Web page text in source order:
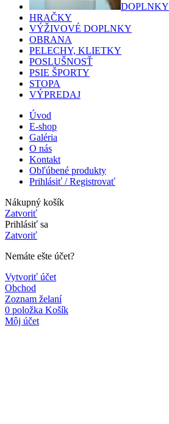
DOPLNKY
HRAČKY
VÝŽIVOVÉ DOPLNKY
OBRANA
PELECHY, KLIETKY
POSLUŠNOSŤ
PSIE ŠPORTY
STOPA
VÝPREDAJ
Úvod
E-shop
Galéria
O nás
Kontakt
Obľúbené produkty
Prihlásiť / Registrovať
Nákupný košík
Zatvoriť
Prihlásiť sa
Zatvoriť
Nemáte ešte účet?
Vytvoriť účet
Obchod
Zoznam želaní
0 položka Košík
Môj účet